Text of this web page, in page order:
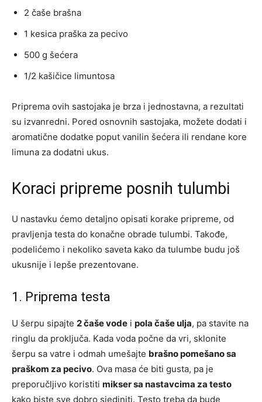
2 čaše brašna
1 kesica praška za pecivo
500 g šećera
1/2 kašičice limuntosa
Priprema ovih sastojaka je brza i jednostavna, a rezultati
su izvanredni. Pored osnovnih sastojaka, možete dodati i
aromatične dodatke poput vanilin šećera ili rendane kore
limuna za dodatni ukus.
Koraci pripreme posnih tulumbi
U nastavku ćemo detaljno opisati korake pripreme, od
pravljenja testa do konačne obrade tulumbi. Takođe,
podelićemo i nekoliko saveta kako da tulumbe budu još
ukusnije i lepše prezentovane.
1. Priprema testa
U šerpu sipajte 2 čaše vode i pola čaše ulja, pa stavite na
ringlu da proključa. Kada voda počne da vri, sklonite
šerpu sa vatre i odmah umešajte brašno pomešano sa
praškom za pecivo. Ova masa će biti gusta, pa je
preporučljivo koristiti mikser sa nastavcima za testo
kako biste sve dobro sjediniti. Testo treba da bude